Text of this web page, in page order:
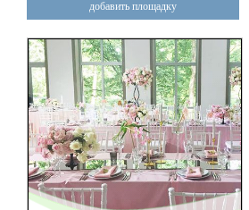
добавить площадку